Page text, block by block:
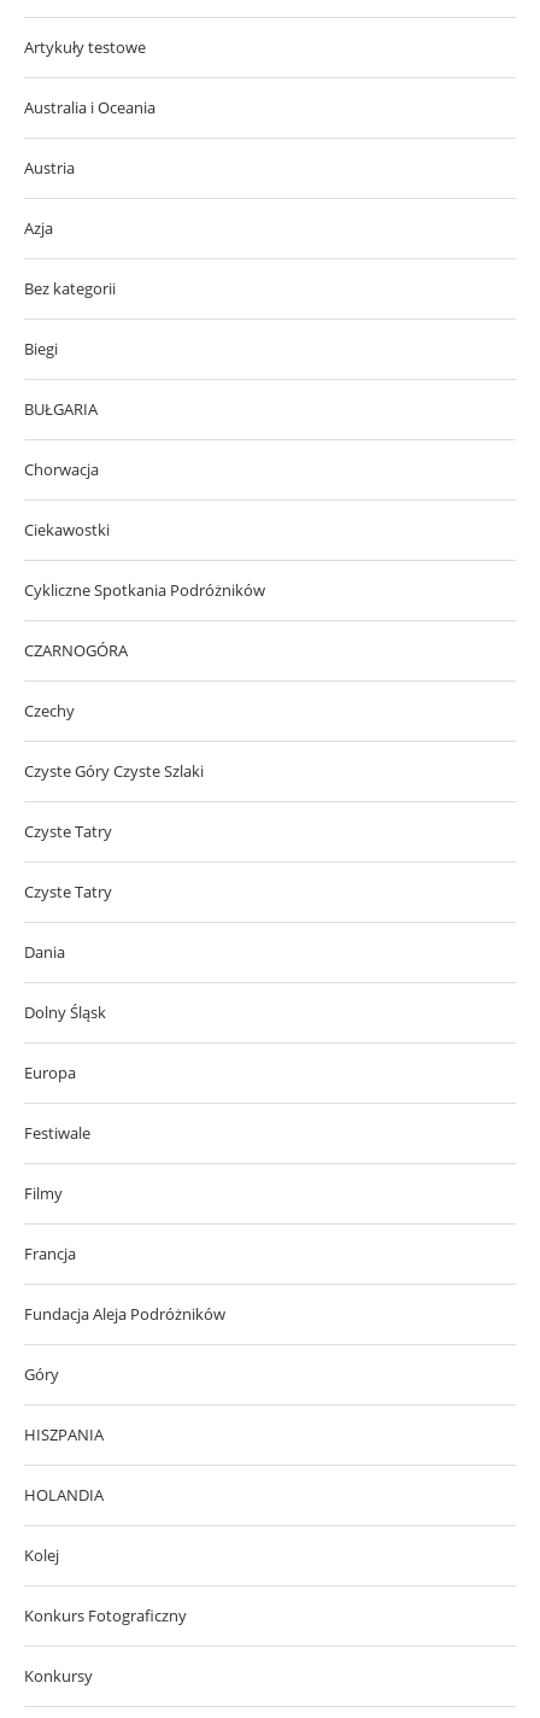
Artykuły testowe
Australia i Oceania
Austria
Azja
Bez kategorii
Biegi
BUŁGARIA
Chorwacja
Ciekawostki
Cykliczne Spotkania Podróżników
CZARNOGÓRA
Czechy
Czyste Góry Czyste Szlaki
Czyste Tatry
Czyste Tatry
Dania
Dolny Śląsk
Europa
Festiwale
Filmy
Francja
Fundacja Aleja Podróżników
Góry
HISZPANIA
HOLANDIA
Kolej
Konkurs Fotograficzny
Konkursy